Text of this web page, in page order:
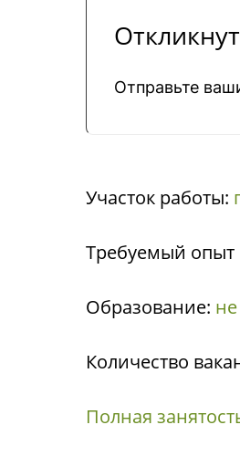
Отправьте
Участок работы:
Требуемый опыт
Образование:
Количество
Полная